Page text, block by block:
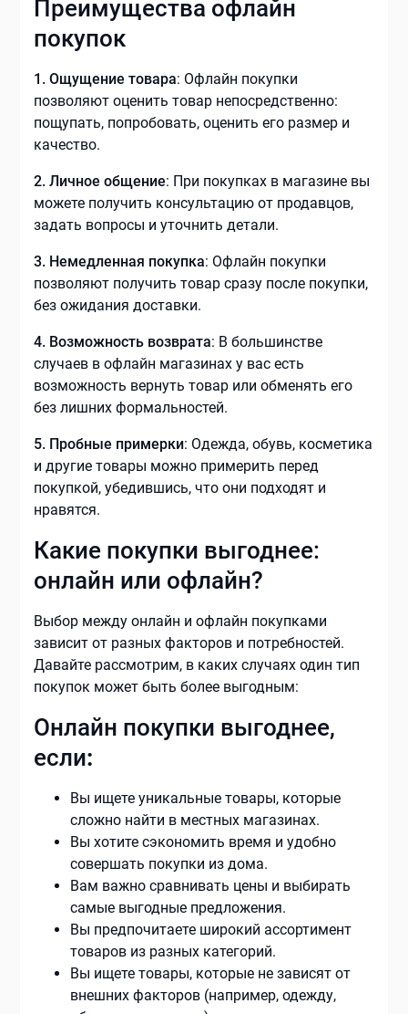
Преимущества офлайн
покупок
1. Ощущение товара: Офлайн покупки
позволяют оценить товар непосредственно:
пощупать, попробовать, оценить его размер и
качество.
2. Личное общение: При покупках в магазине вы
можете получить консультацию от продавцов,
задать вопросы и уточнить детали.
3. Немедленная покупка: Офлайн покупки
позволяют получить товар сразу после покупки,
без ожидания доставки.
4. Возможность возврата: В большинстве
случаев в офлайн магазинах у вас есть
возможность вернуть товар или обменять его
без лишних формальностей.
5. Пробные примерки: Одежда, обувь, косметика
и другие товары можно примерить перед
покупкой, убедившись, что они подходят и
нравятся.
Какие покупки выгоднее:
онлайн или офлайн?
Выбор между онлайн и офлайн покупками
зависит от разных факторов и потребностей.
Давайте рассмотрим, в каких случаях один тип
покупок может быть более выгодным:
Онлайн покупки выгоднее,
если:
Вы ищете уникальные товары, которые
сложно найти в местных магазинах.
Вы хотите сэкономить время и удобно
совершать покупки из дома.
Вам важно сравнивать цены и выбирать
самые выгодные предложения.
Вы предпочитаете широкий ассортимент
товаров из разных категорий.
Вы ищете товары, которые не зависят от
внешних факторов (например, одежду,